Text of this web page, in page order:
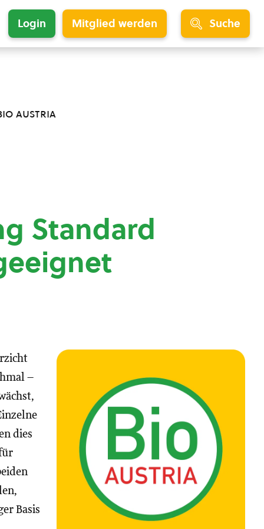
Login Mitglied werden Suche
austria
Standard
–
dies
Basis